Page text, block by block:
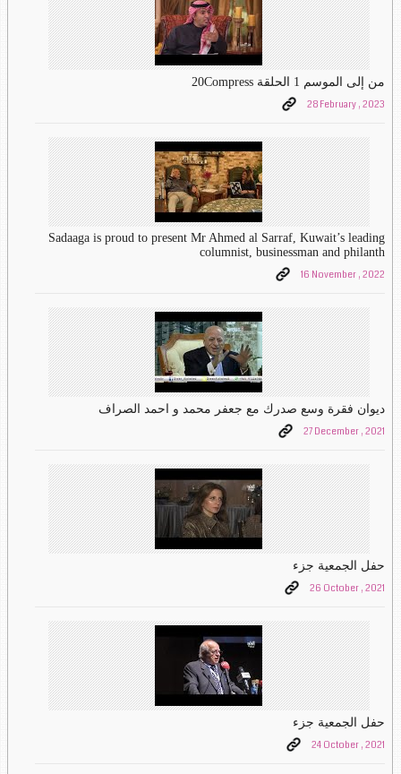
من إلى الموسم 1 الحلقة 20Compress
28 February , 2023
Sadaaga is proud to present Mr Ahmed al Sarraf, Kuwait’s leading
columnist, businessman and philanth
16 November , 2022
ديوان فقرة وسع صدرك مع جعفر محمد و احمد الصراف
27 December , 2021
حفل الجمعية جزء
26 October , 2021
حفل الجمعية جزء
24 October , 2021